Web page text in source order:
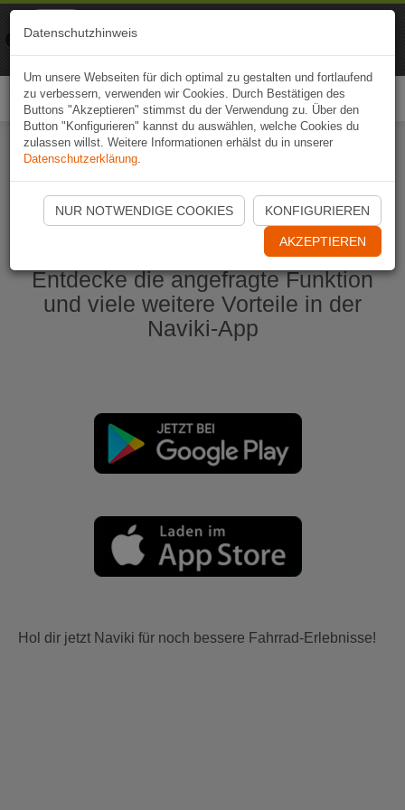
Naviki App jetzt öffnen
Entdecke die angefragte Funktion
und viele weitere Vorteile in der
Naviki-App
Hol dir jetzt Naviki für noch bessere Fahrrad-Erlebnisse!
Datenschutzhinweis
Um unsere Webseiten für dich optimal zu gestalten und fortlaufend
zu verbessern, verwenden wir Cookies. Durch Bestätigen des
Buttons "Akzeptieren" stimmst du der Verwendung zu. Über den
Button "Konfigurieren" kannst du auswählen, welche Cookies du
zulassen willst. Weitere Informationen erhälst du in unserer
Datenschutzerklärung.
NUR NOTWENDIGE COOKIES KONFIGURIEREN
AKZEPTIEREN
Naviki